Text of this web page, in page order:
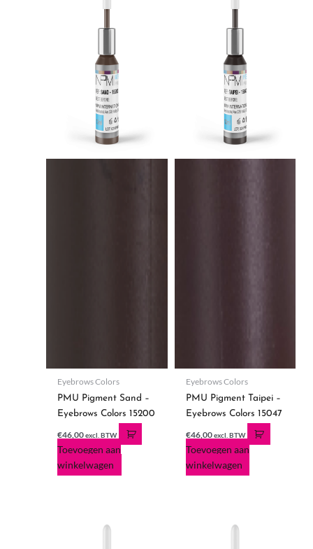
Eyebrows Colors
PMU Pigment Sand –
Eyebrows Colors 15200
€46,00 excl. BTW
Toevoegen aan
winkelwagen
Eyebrows Colors
PMU Pigment Taipei –
Eyebrows Colors 15047
€46,00excl. BTW
Toevoegen aan
winkelwagen